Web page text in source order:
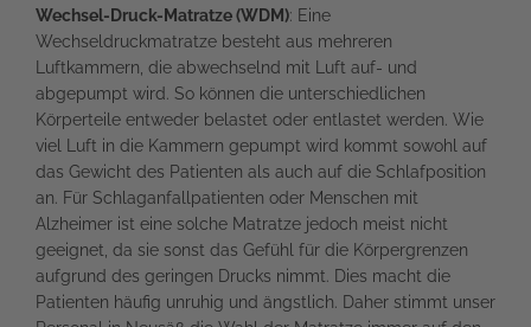
Wechsel-Druck-Matratze (WDM): Eine
Wechseldruckmatratze besteht aus mehreren
Luftkammern, die abwechselnd mit Luft auf- und
abgepumpt wird. So können die unterschiedlichen
Körperteile entweder belastet oder entlastet werden. Wie
viel Luft in die Kammern gepumpt wird kommt sowohl auf
das Gewicht des Patienten als auch auf die Schlafposition
an. Für Schlaganfallpatienten oder Menschen mit
Alzheimer ist eine solche Matratze jedoch meist nicht
geeignet, da sie sonst das Gefühl für die Körpergrenzen
aufgrund des geringen Drucks nimmt. Dies macht die
Patienten häufig unruhig und ängstlich. Daher stimmt unser